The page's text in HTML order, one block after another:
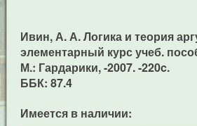
Ивин, А. А. Логика и теория
элементарный курс учеб.
М.: Гардарики, -2007. -220c.
ББК: 87.4
Имеется в наличии: